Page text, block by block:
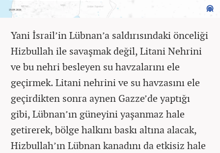
Yani İsrail’in Lübnan’a saldırısındaki önceliği
Hizbullah ile savaşmak değil, Litani Nehrini
ve bu nehri besleyen su havzalarını ele
geçirmek. Litani nehrini ve su havzasını ele
geçirdikten sonra aynen Gazze’de yaptığı
gibi, Lübnan’ın güneyini yaşanmaz hale
getirerek, bölge halkını baskı altına alacak,
Hizbullah’ın Lübnan kanadını da etkisiz hale